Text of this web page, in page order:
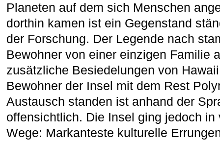
Planeten auf dem sich Menschen
dorthin kamen ist ein Gegenstand
der Forschung. Der Legende nach
Bewohner von einer einzigen Familie
zusätzliche Besiedelungen von
Bewohner der Insel mit dem Rest
Austausch standen ist anhand der
offensichtlich. Die Insel ging jedoch
Wege: Markanteste kulturelle